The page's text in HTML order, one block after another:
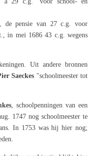
de pensie van 27 c.g. voor
in mei 1686 43 c.g. wegens
Uit andere bronnen
Saeckes "schoolmeester tot
, schoolpenningen van een
1747 nog schoolmeester te
In 1753 was hij hier nog;